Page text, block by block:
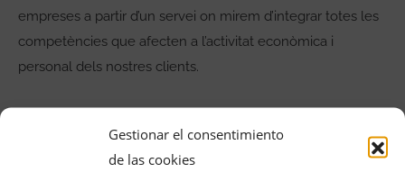
Gestionar el consentimiento
de las cookies
empreses a partir d’un servei on mirem d’integrar totes les
competències que afecten a l’activitat econòmica i
personal dels nostres clients.